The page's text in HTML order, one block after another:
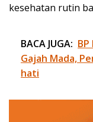
kesehatan rutin
BACA JUGA:
Gajah Mada,
hati